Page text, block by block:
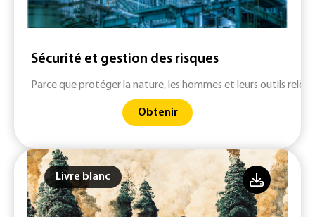
Sécurité et gestion des risques
Parce que protéger la nature, les hommes et leurs outils
Obtenir
Livre blanc